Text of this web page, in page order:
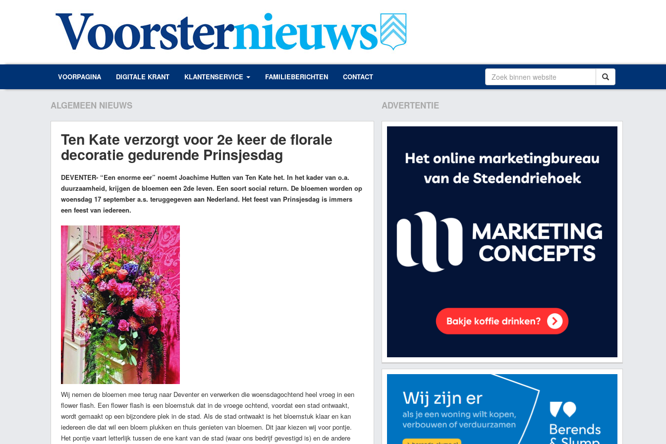
VOORPAGINA DIGITALE KRANT KLANTENSERVICE FAMILIEBERICHTEN CONTACT
ALGEMEEN NIEUWS
Ten Kate verzorgt voor 2e keer de florale
decoratie gedurende Prinsjesdag
DEVENTER- “Een enorme eer” noemt Joachime Hutten van Ten Kate het. In het kader van o.a.
duurzaamheid, krijgen de bloemen een 2de leven. Een soort social return. De bloemen worden op
woensdag 17 september a.s. teruggegeven aan Nederland. Het feest van Prinsjesdag is immers
een feest van iedereen.
Wij nemen de bloemen mee terug naar Deventer en verwerken die woensdagochtend heel vroeg in een
flower flash. Een flower flash is een bloemstuk dat in de vroege ochtend, voordat een stad ontwaakt,
wordt gemaakt op een bijzondere plek in de stad. Als de stad ontwaakt is het bloemstuk klaar en kan
iedereen die dat wil een bloem plukken en thuis genieten van bloemen. Dit jaar kiezen wij voor pontje.
Het pontje vaart letterlijk tussen de ene kant van de stad (waar ons bedrijf gevestigd is) en de andere
ADVERTENTIE